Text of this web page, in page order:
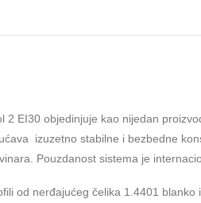
2 EI30 objedinjuje kao nijedan
izuzetno stabilne i bezbedne
Pouzdanost sistema je
od nerđajućeg čelika 1.4401 blanko